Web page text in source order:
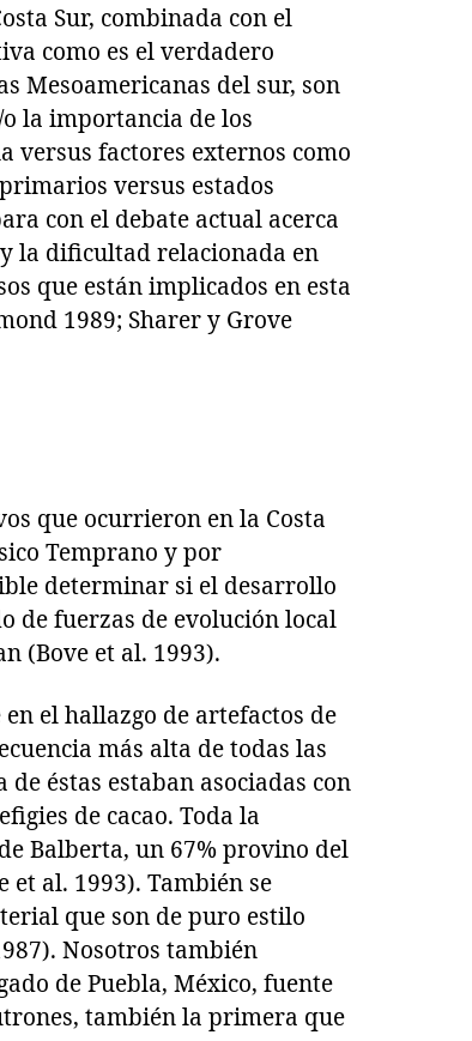
Sur, combinada con el
como es el verdadero
Mesoamericanas del sur, son
la importancia de los
versus factores externos como
versus estados
con el debate actual acerca
la dificultad relacionada en
que están implicados en esta
1989; Sharer y Grove
que ocurrieron en la Costa
Temprano y por
determinar si el desarrollo
de fuerzas de evolución local
(Bove et al. 1993).
el hallazgo de artefactos de
más alta de todas las
éstas estaban asociadas con
de cacao. Toda la
Balberta, un 67% provino del
et al. 1993). También se
que son de puro estilo
Nosotros también
de Puebla, México, fuente
también la primera que